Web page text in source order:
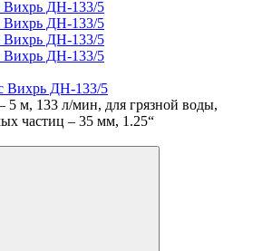
Вихрь ДН-133/5
5 м, 133 л/мин, для грязной воды,
частиц – 35 мм, 1.25“